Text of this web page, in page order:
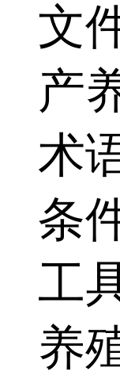
文
产
术
条
工
养